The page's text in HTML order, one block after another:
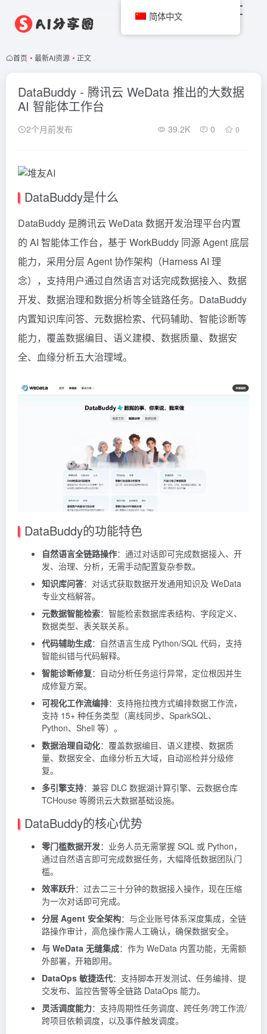
首页 • 最新AI资源 • 正文
DataBuddy - 腾讯云 WeData 推出的大数据
AI 智能体工作台
2个月前发布 39.2K 0 0
DataBuddy是什么
DataBuddy 是腾讯云 WeData 数据开发治理平台内置
的 AI 智能体工作台，基于 WorkBuddy 同源 Agent 底层
能力，采用分层 Agent 协作架构（Harness AI 理
念），支持用户通过自然语言对话完成数据接入、数据
开发、数据治理和数据分析等全链路任务。DataBuddy
内置知识库问答、元数据检索、代码辅助、智能诊断等
能力，覆盖数据编目、语义建模、数据质量、数据安
全、血缘分析五大治理域。
DataBuddy的功能特色
自然语言全链路操作：通过对话即可完成数据接入、开
发、治理、分析，无需手动配置复杂参数。
知识库问答：对话式获取数据开发通用知识及 WeData
专业文档解答。
元数据智能检索：智能检索数据库表结构、字段定义、
数据类型、表关联关系。
代码辅助生成：自然语言生成 Python/SQL 代码，支持
智能纠错与代码解释。
智能诊断修复：自动分析任务运行异常，定位根因并生
成修复方案。
可视化工作流编排：支持拖拉拽方式编排数据工作流，
支持 15+ 种任务类型（离线同步、SparkSQL、
Python、Shell 等）。
数据治理自动化：覆盖数据编目、语义建模、数据质
量、数据安全、血缘分析五大域，自动巡检并分级修
复。
多引擎支持：兼容 DLC 数据湖计算引擎、云数据仓库
TCHouse 等腾讯云大数据基础设施。
DataBuddy的核心优势
零门槛数据开发：业务人员无需掌握 SQL 或 Python，
通过自然语言即可完成数据任务，大幅降低数据团队门
槛。
效率跃升：过去二三十分钟的数据接入操作，现在压缩
为一次对话即可完成。
分层 Agent 安全架构：与企业账号体系深度集成，全链
路操作审计，高危操作需人工确认，确保数据安全。
与 WeData 无缝集成：作为 WeData 内置功能，无需额
外部署，开箱即用。
DataOps 敏捷迭代：支持脚本开发测试、任务编排、提
交发布、监控告警等全链路 DataOps 能力。
灵活调度能力：支持周期性任务调度、跨任务/跨工作流/
跨项目依赖调度，以及事件触发调度。
简体中文